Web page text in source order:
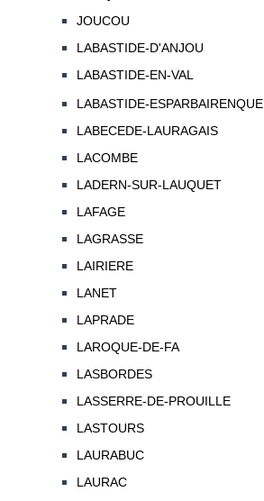
JOUCOU
LABASTIDE-D'ANJOU
LABASTIDE-EN-VAL
LABASTIDE-ESPARBAIRENQUE
LABECEDE-LAURAGAIS
LACOMBE
LADERN-SUR-LAUQUET
LAFAGE
LAGRASSE
LAIRIERE
LANET
LAPRADE
LAROQUE-DE-FA
LASBORDES
LASSERRE-DE-PROUILLE
LASTOURS
LAURABUC
LAURAC